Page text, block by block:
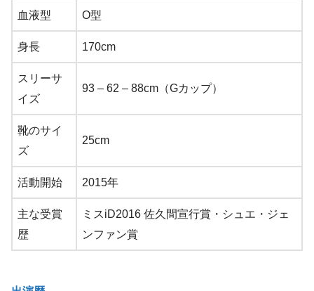
血液型 O型
身長 170cm
スリーサ
イズ
93 – 62 – 88cm（Gカップ）
靴のサイ
ズ
25cm
活動開始 2015年
主な受賞
歴
ミスiD2016 佐久間宣行賞・シュエ・ジェ
ンファン賞